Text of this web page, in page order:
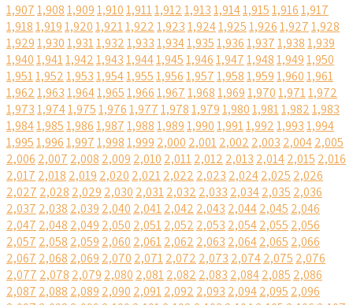
1,9071,9081,9091,9101,9111,9121,9131,9141,9151,9161,917
1,9181,9191,9201,9211,9221,9231,9241,9251,9261,9271,928
1,9291,9301,9311,9321,9331,9341,9351,9361,9371,9381,939
1,9401,9411,9421,9431,9441,9451,9461,9471,9481,9491,950
1,9511,9521,9531,9541,9551,9561,9571,9581,9591,9601,961
1,9621,9631,9641,9651,9661,9671,9681,9691,9701,9711,972
1,9731,9741,9751,9761,9771,9781,9791,9801,9811,9821,983
1,9841,9851,9861,9871,9881,9891,9901,9911,9921,9931,994
1,9951,9961,9971,9981,999 2,000 2,0012,002 2,003 2,0042,005
2,006 2,007 2,008 2,009 2,010 2,0112,012 2,013 2,0142,015 2,016
2,017 2,018 2,019 2,020 2,0212,022 2,023 2,0242,025 2,026
2,027 2,028 2,029 2,030 2,0312,032 2,033 2,0342,035 2,036
2,037 2,038 2,039 2,040 2,0412,042 2,043 2,0442,045 2,046
2,047 2,048 2,049 2,050 2,0512,052 2,053 2,0542,055 2,056
2,057 2,058 2,059 2,060 2,0612,062 2,063 2,0642,065 2,066
2,067 2,068 2,069 2,070 2,0712,072 2,073 2,0742,075 2,076
2,077 2,078 2,079 2,080 2,0812,082 2,083 2,0842,085 2,086
2,087 2,088 2,089 2,090 2,0912,092 2,093 2,0942,095 2,096